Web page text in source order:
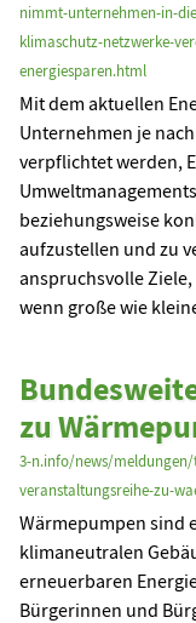
nimmt-unternehmen-in-
klimaschutz-netzwerke-
energiesparen.html
Mit dem aktuellen
Unternehmen je
verpflichtet werden,
beziehungsweise
aufzustellen und zu
anspruchsvolle
wenn große wie
zu
3-n.info/news/
veranstaltungsreihe-zu-
Wärmepumpen sind
klimaneutralen
erneuerbaren
Bürgerinnen und